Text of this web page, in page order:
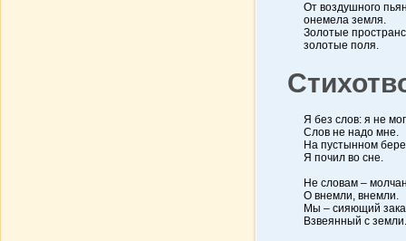
От воздушного
онемела земля.
Золотые
золотые поля.
Я без слов: я не
Слов не надо мне.
На пустынном
Я почил во сне.
Не словам –
О внемли, внемли.
Мы – сияющий
Взвеянный с земли.